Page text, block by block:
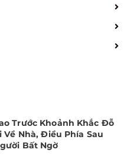
Trước Khoảnh Khắc Đỗ
Về Nhà, Điều Phía Sau
Bất Ngờ